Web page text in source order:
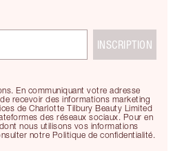
En communiquant votre adresse
recevoir des informations marketing
de Charlotte Tilbury Beauty Limited
des réseaux sociaux. Pour en
nous utilisons vos informations
notre Politique de confidentialité.
INSCRIPTION